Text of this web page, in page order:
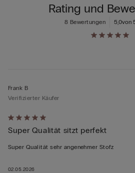
Rating und
5,0von
8 Bewertungen
Mit
5
von
bewertet
02.05.2026
Frank B
Verifizierter Käufer
Super Qualität sitzt perfekt
Super Qualität sehr angenehmer Stofz